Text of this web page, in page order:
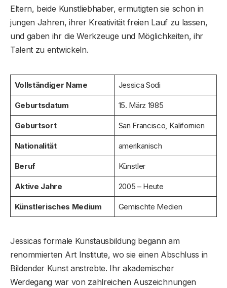
Eltern, beide Kunstliebhaber, ermutigten sie schon in
jungen Jahren, ihrer Kreativität freien Lauf zu lassen,
und gaben ihr die Werkzeuge und Möglichkeiten, ihr
Talent zu entwickeln.
Vollständiger Name Jessica Sodi
Geburtsdatum 15. März 1985
Geburtsort San Francisco, Kalifornien
Nationalität amerikanisch
Beruf Künstler
Aktive Jahre 2005 – Heute
Künstlerisches Medium Gemischte Medien
Jessicas formale Kunstausbildung begann am
renommierten Art Institute, wo sie einen Abschluss in
Bildender Kunst anstrebte. Ihr akademischer
Werdegang war von zahlreichen Auszeichnungen